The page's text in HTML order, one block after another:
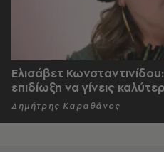
Ελισάβετ
επιδίωξη να γίνεις
Δημήτρης Καραθάνος